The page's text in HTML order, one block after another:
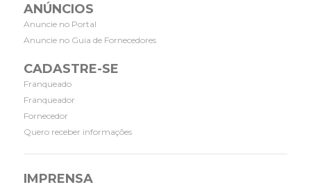
ANÚNCIOS
Anuncie no Portal
Anuncie no Guia de Fornecedores
CADASTRE-SE
Franqueado
Franqueador
Fornecedor
Quero receber informações
IMPRENSA